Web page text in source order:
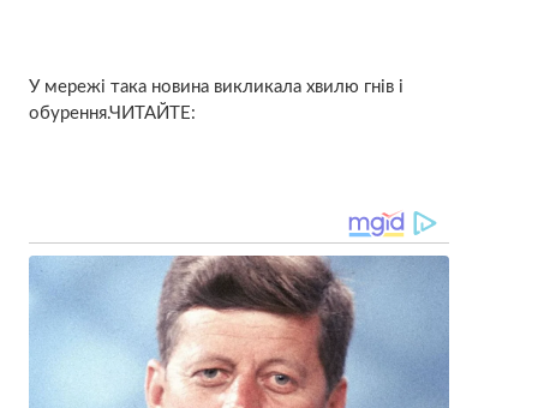
У мережі така новина викликала хвилю гнів і
обурення.ЧИТАЙТЕ: